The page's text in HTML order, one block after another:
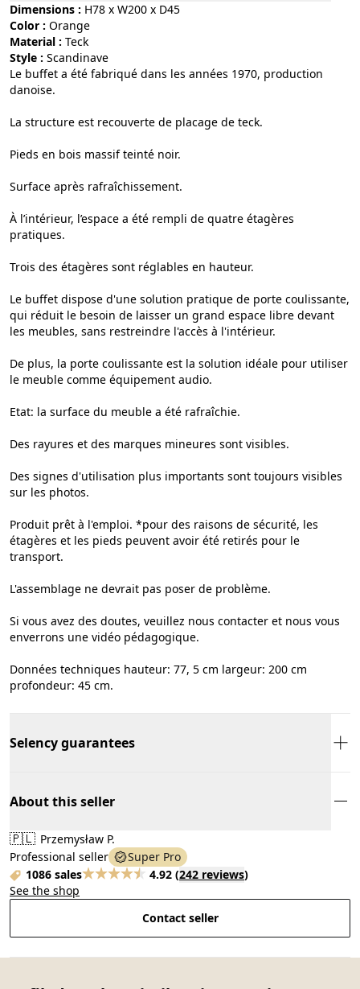
Dimensions : H78 x W200 x D45
Color :
orange
Material :
teck
Style :
scandinave
Le buffet a été fabriqué dans les années 1970, production
danoise.
La structure est recouverte de placage de teck.
Pieds en bois massif teinté noir.
Surface après rafraîchissement.
À l’intérieur, l’espace a été rempli de quatre étagères
pratiques.
Trois des étagères sont réglables en hauteur.
Le buffet dispose d'une solution pratique de porte coulissante,
qui réduit le besoin de laisser un grand espace libre devant
les meubles, sans restreindre l'accès à l'intérieur.
De plus, la porte coulissante est la solution idéale pour utiliser
le meuble comme équipement audio.
Etat: la surface du meuble a été rafraîchie.
Des rayures et des marques mineures sont visibles.
Des signes d'utilisation plus importants sont toujours visibles
sur les photos.
Produit prêt à l'emploi. *pour des raisons de sécurité, les
étagères et les pieds peuvent avoir été retirés pour le
transport.
L'assemblage ne devrait pas poser de problème.
Si vous avez des doutes, veuillez nous contacter et nous vous
enverrons une vidéo pédagogique.
Données techniques hauteur: 77, 5 cm largeur: 200 cm
profondeur: 45 cm.
Selency guarantees
About this seller
🇵🇱 Przemysław P.
Professional seller
Super Pro
1086 sales
4.92 (242 reviews)
See the shop
Contact seller